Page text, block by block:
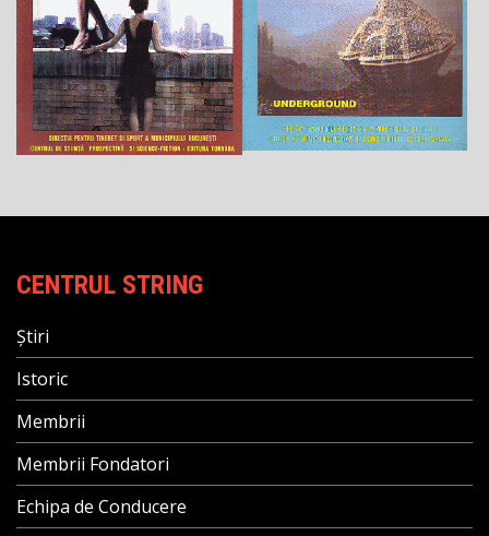
CENTRUL STRING
Știri
Istoric
Membrii
Membrii Fondatori
Echipa de Conducere